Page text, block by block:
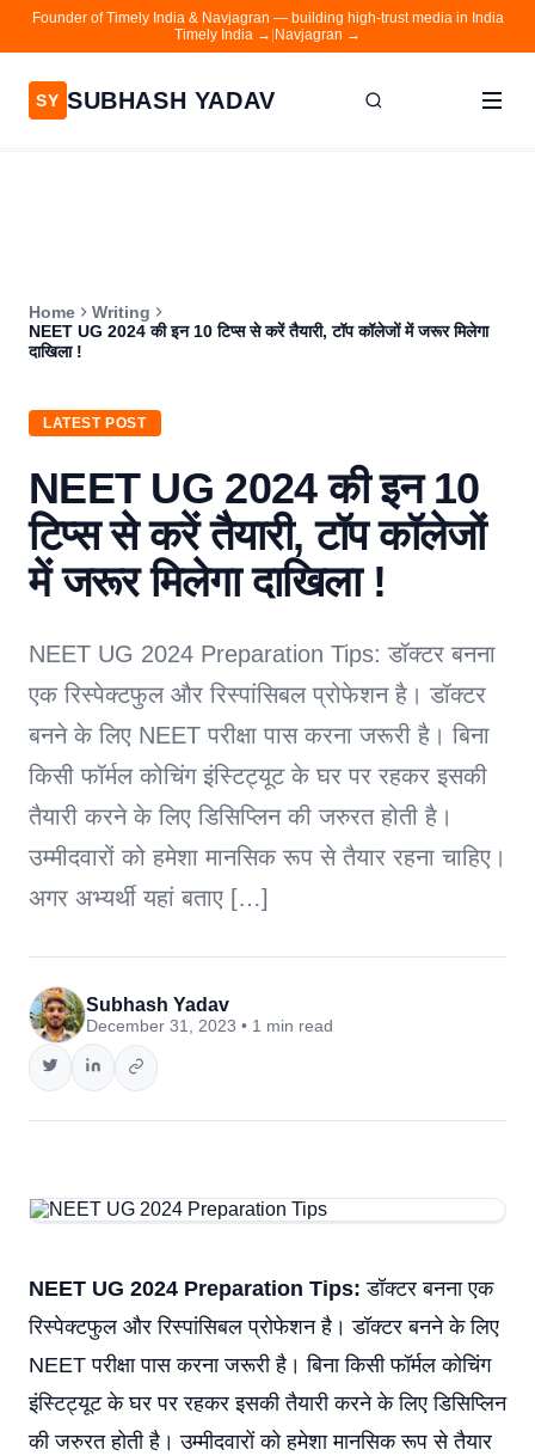
Founder of Timely India & Navjagran — building high-trust media in India
Timely India → Navjagran →
SY SUBHASH YADAV
Contact
Navjagran
Home
Writing
NEET UG 2024 की इन 10 टिप्स से करें तैयारी, टॉप कॉलेजों में जरूर मिलेगा
दाखिला !
LATEST POST
NEET UG 2024 की इन 10
टिप्स से करें तैयारी, टॉप कॉलेजों
में जरूर मिलेगा दाखिला !
NEET UG 2024 Preparation Tips: डॉक्टर बनना
एक रिस्पेक्टफुल और रिस्पांसिबल प्रोफेशन है। डॉक्टर
बनने के लिए NEET परीक्षा पास करना जरूरी है। बिना
किसी फॉर्मल कोचिंग इंस्टिट्यूट के घर पर रहकर इसकी
तैयारी करने के लिए डिसिप्लिन की जरुरत होती है।
उम्मीदवारों को हमेशा मानसिक रूप से तैयार रहना चाहिए।
अगर अभ्यर्थी यहां बताए […]
Subhash Yadav
December 31, 2023 • 1 min read
NEET UG 2024 Preparation Tips: डॉक्टर बनना एक
रिस्पेक्टफुल और रिस्पांसिबल प्रोफेशन है। डॉक्टर बनने के लिए
NEET परीक्षा पास करना जरूरी है। बिना किसी फॉर्मल कोचिंग
इंस्टिट्यूट के घर पर रहकर इसकी तैयारी करने के लिए डिसिप्लिन
की जरुरत होती है। उम्मीदवारों को हमेशा मानसिक रूप से तैयार